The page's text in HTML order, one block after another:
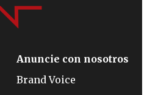
Anuncie con nosotros
Brand Voice